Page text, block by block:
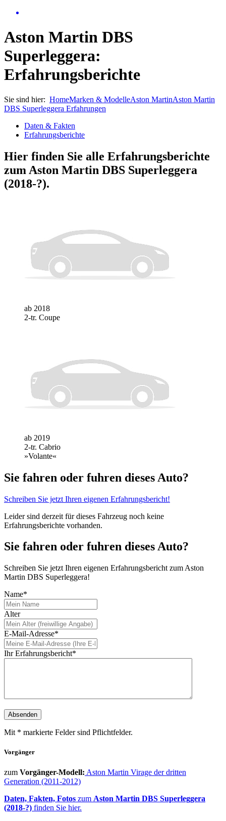
Aston Martin DBS
Superleggera:
Erfahrungsberichte
Sie sind hier: HomeMarken & ModelleAston MartinAston Martin
DBS Superleggera Erfahrungen
Daten & Fakten
Erfahrungsberichte
Hier finden Sie alle Erfahrungsberichte
zum Aston Martin DBS Superleggera
(2018-?).
ab 2018
2-tr. Coupe
ab 2019
2-tr. Cabrio
»Volante«
Sie fahren oder fuhren dieses Auto?
Schreiben Sie jetzt Ihren eigenen Erfahrungsbericht!
Leider sind derzeit für dieses Fahrzeug noch keine
Erfahrungsberichte vorhanden.
Sie fahren oder fuhren dieses Auto?
Schreiben Sie jetzt Ihren eigenen Erfahrungsbericht zum Aston
Martin DBS Superleggera!
Name*
Alter
E-Mail-Adresse*
Ihr Erfahrungsbericht*
Mit * markierte Felder sind Pflichtfelder.
Vorgänger
zum Vorgänger-Modell: Aston Martin Virage der dritten
Generation (2011-2012)
Daten, Fakten, Fotos zum Aston Martin DBS Superleggera
(2018-?) finden Sie hier.